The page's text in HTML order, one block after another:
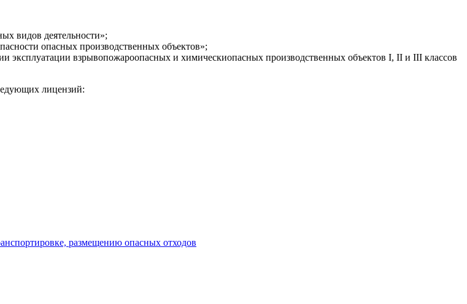
видов деятельности»;
опасных производственных объектов»;
эксплуатации взрывопожароопасных и химическиопасных производственных объектов I, II и III классов
лицензий:
размещению опасных отходов